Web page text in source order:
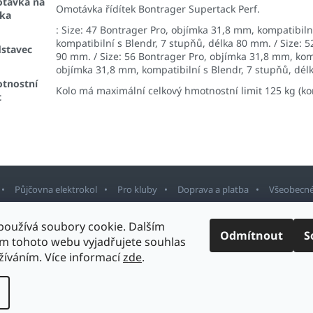
soubory cookie. Dalším
tohoto webu vyjadřujete souhlas
Více informacízde.
Odmítnout
Omotávka řídítek Bontrager Supertack Perf.
: Size: 47 Bontrager Pro, objímka 31,8 mm,
kompatibilní s Blendr, 7 stupňů, délka 80 mm. / Size:
90 mm. / Size: 56 Bontrager Pro, objímka 31,8 mm,
objímka 31,8 mm, kompatibilní s Blendr, 7 stupňů,
Kolo má maximální celkový hmotnostní limit 125 kg
Půjčovna elektrokol Pro kluby Doprava a platba
. Všechna práva vyhrazena.Upravit nastavení cookies Design šablony